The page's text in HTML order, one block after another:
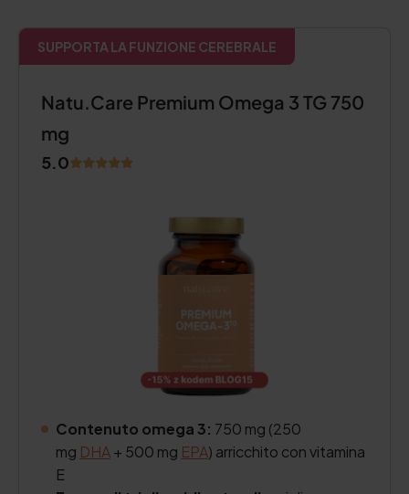
SUPPORTA LA FUNZIONE CEREBRALE
Natu.Care Premium Omega 3 TG 750
mg
5.0
Contenuto omega 3: 750 mg (250
mg DHA+ 500 mg EPA) arricchito con vitamina
E